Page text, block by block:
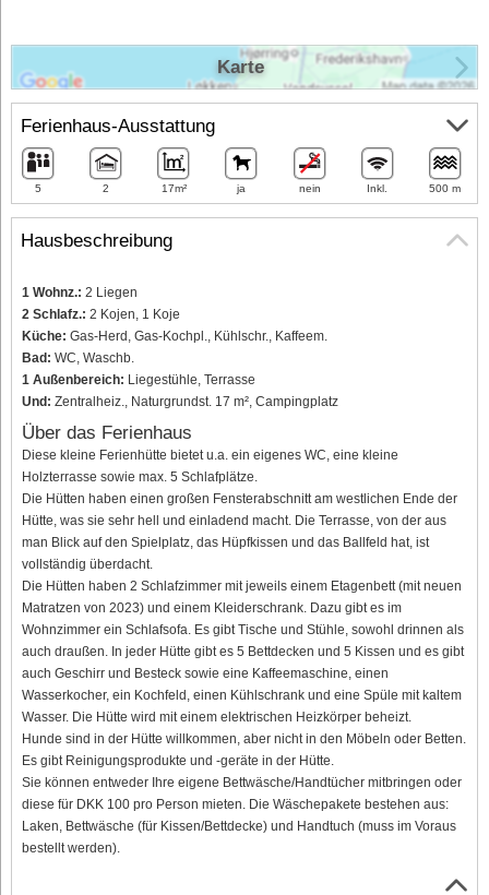
Hausbeschreibung
1 Wohnz.: 2 Liegen
2 Schlafz.: 2 Kojen, 1 Koje
Küche: Gas-Herd, Gas-Kochpl., Kühlschr., Kaffeem.
Bad: WC, Waschb.
1 Außenbereich: Liegestühle, Terrasse
Und: Zentralheiz., Naturgrundst. 17 m², Campingplatz
Über das Ferienhaus
Diese kleine Ferienhütte bietet u.a. ein eigenes WC, eine kleine
Holzterrasse sowie max. 5 Schlafplätze.
Die Hütten haben einen großen Fensterabschnitt am westlichen Ende der
Hütte, was sie sehr hell und einladend macht. Die Terrasse, von der aus
man Blick auf den Spielplatz, das Hüpfkissen und das Ballfeld hat, ist
vollständig überdacht.
Die Hütten haben 2 Schlafzimmer mit jeweils einem Etagenbett (mit neuen
Matratzen von 2023) und einem Kleiderschrank. Dazu gibt es im
Wohnzimmer ein Schlafsofa. Es gibt Tische und Stühle, sowohl drinnen als
auch draußen. In jeder Hütte gibt es 5 Bettdecken und 5 Kissen und es gibt
auch Geschirr und Besteck sowie eine Kaffeemaschine, einen
Wasserkocher, ein Kochfeld, einen Kühlschrank und eine Spüle mit kaltem
Wasser. Die Hütte wird mit einem elektrischen Heizkörper beheizt.
Hunde sind in der Hütte willkommen, aber nicht in den Möbeln oder Betten.
Es gibt Reinigungsprodukte und -geräte in der Hütte.
Sie können entweder Ihre eigene Bettwäsche/Handtücher mitbringen oder
diese für DKK 100 pro Person mieten. Die Wäschepakete bestehen aus:
Laken, Bettwäsche (für Kissen/Bettdecke) und Handtuch (muss im Voraus
bestellt werden).
Ferienhaus-Ausstattung
5 2 17m² ja nein Inkl. 500 m
Karte